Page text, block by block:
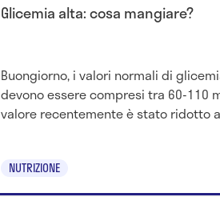
Glicemia alta: cosa mangiare?
Buongiorno, i valori normali di
devono essere compresi tra 60-110
valore recentemente è stato ridotto a
NUTRIZIONE